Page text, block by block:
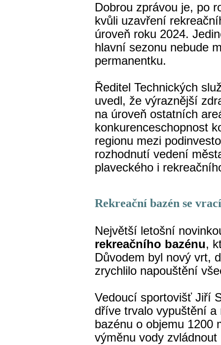
Dobrou zprávou je, po
kvůli uzavření
úroveň roku 2024.
hlavní sezonu nebude
permanentku.
Ředitel Technických
uvedl, že výraznější
na úroveň ostatních
konkurenceschopnost
regionu mezi
rozhodnutí vedení
plaveckého i
Rekreační bazén se
Největší letošní
rekreačního bazénu,
Důvodem byl nový vrt,
zrychlilo napouštění
Vedoucí sportovišť Jiří
dříve trvalo vypuštění
bazénu o objemu 1200
výměnu vody